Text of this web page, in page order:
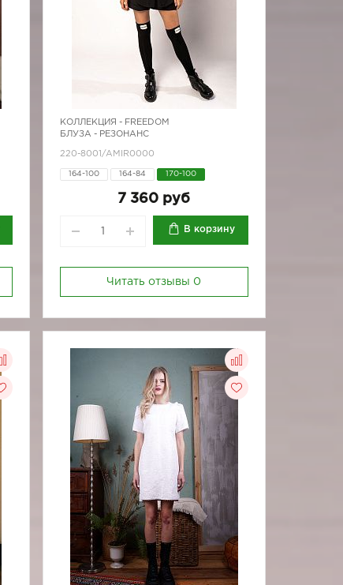
КОЛЛЕКЦИЯ - FREEDOM
БЛУЗА - РЕЗОНАНС
220-8001/AMIR0000
164-100 164-84 170-100
7 360 руб
В корзину
Читать отзывы 0